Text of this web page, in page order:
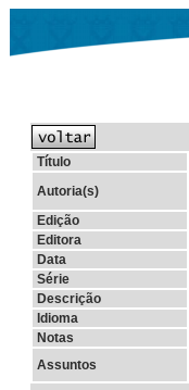
Título
Autoria(s)
Edição
Editora
Data
Série
Descrição
Idioma
Notas
Assuntos